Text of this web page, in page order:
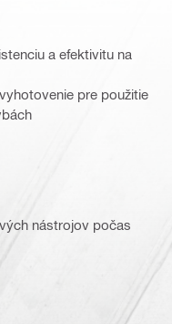
a efektivitu na
pre použitie
nástrojov počas